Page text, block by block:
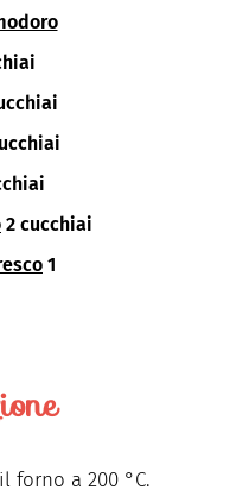
2 cucchiai
1
forno a 200 °C.